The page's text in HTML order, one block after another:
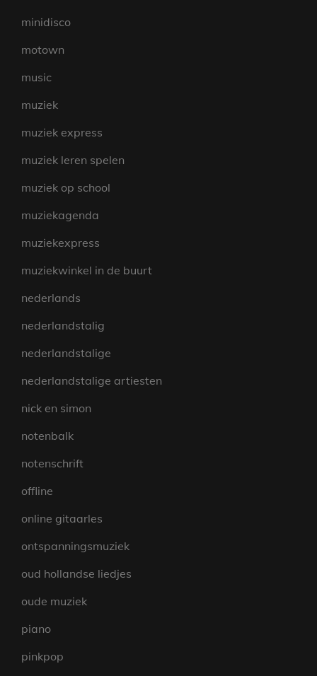
minidisco
motown
music
muziek
muziek express
muziek leren spelen
muziek op school
muziekagenda
muziekexpress
muziekwinkel in de buurt
nederlands
nederlandstalig
nederlandstalige
nederlandstalige artiesten
nick en simon
notenbalk
notenschrift
offline
online gitaarles
ontspanningsmuziek
oud hollandse liedjes
oude muziek
piano
pinkpop